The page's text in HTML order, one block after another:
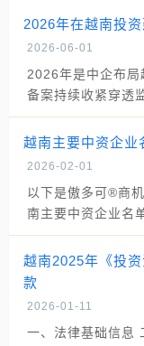
2026年在越南投
2026-06-01
2026年是中企布局
备案持续收紧穿透
越南主要中资企业
2026-02-01
以下是傲多可®商
南主要中资企业名
越南2025年《投
款
2026-01-11
一、法律基础信息